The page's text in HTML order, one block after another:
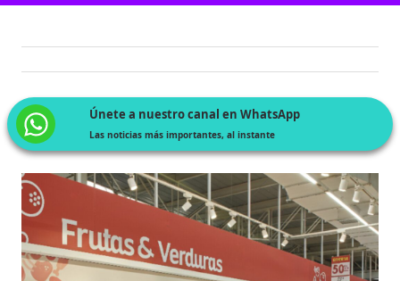
Únete a nuestro canal en WhatsApp
Las noticias más importantes, al instante